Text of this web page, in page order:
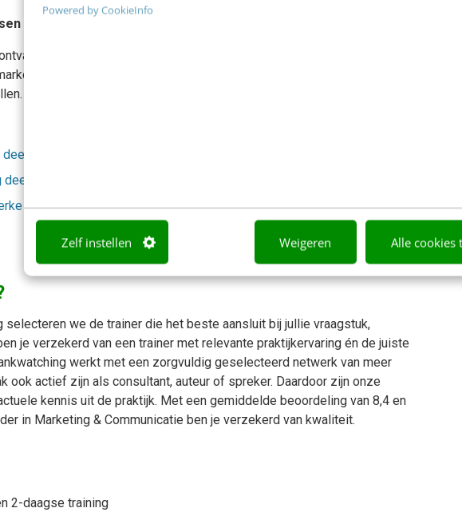
Powered by CookieInfo
Zelf instellen Weigeren Alle cookies
je toegang tot een 9 uur online cursussen die bijdragen aan het
Daarnaast helpen deze cursussen om digital marketing
1: de strategie
2: de creatie
basis in 3 uur
selecteren we de trainer die het beste aansluit bij jullie vraagstuk,
je verzekerd van een trainer met relevante praktijkervaring én de juiste
werkt met een zorgvuldig geselecteerd netwerk van meer
ook actief zijn als consultant, auteur of spreker. Daardoor zijn onze
kennis uit de praktijk. Met een gemiddelde beoordeling van 8,4 en
in Marketing & Communicatie ben je verzekerd van kwaliteit.
2-daagse training